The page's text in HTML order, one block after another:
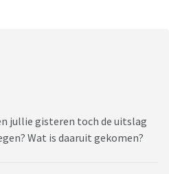
jullie gisteren toch de uitslag
Wat is daaruit gekomen?